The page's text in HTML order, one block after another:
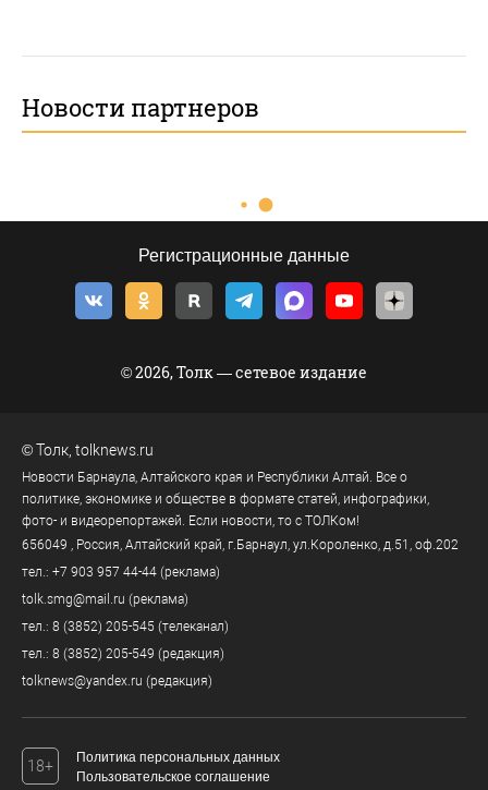
Новости партнеров
Регистрационные данные
© 2026, Толк — сетевое издание
©Толк tolknews.ru
Новости Барнаула, Алтайского края и Республики Алтай. Все о
политике, экономике и обществе в формате статей, инфографики,
фото- и видеорепортажей. Если новости, то с ТОЛКом!
656049
, Россия, Алтайский край, г. Барнаул ул.Короленко, д.51, оф.202
тел.: +7 903 957 44-44 (реклама)
tolk.smg@mail.ru (реклама)
тел.: 8 (3852) 205-545 (телеканал)
тел.: 8 (3852) 205-549 (редакция)
tolknews@yandex.ru (редакция)
18+
Политика персональных данных
Пользовательское соглашение